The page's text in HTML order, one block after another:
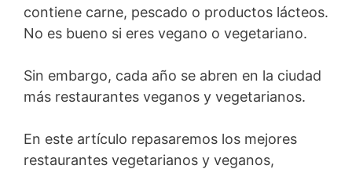
contiene carne, pescado o productos lácteos.
No es bueno si eres vegano o vegetariano.
Sin embargo, cada año se abren en la ciudad
más restaurantes veganos y vegetarianos.
En este artículo repasaremos los mejores
restaurantes vegetarianos y veganos,